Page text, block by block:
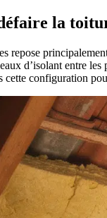
la
repose
d’isolant entre
cette configuration